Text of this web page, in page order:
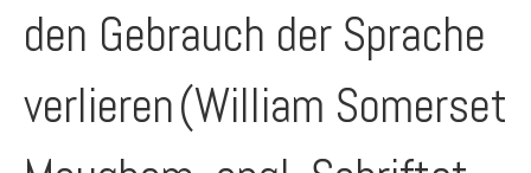
den Gebrauch der Sprache
verlieren(William Somerset